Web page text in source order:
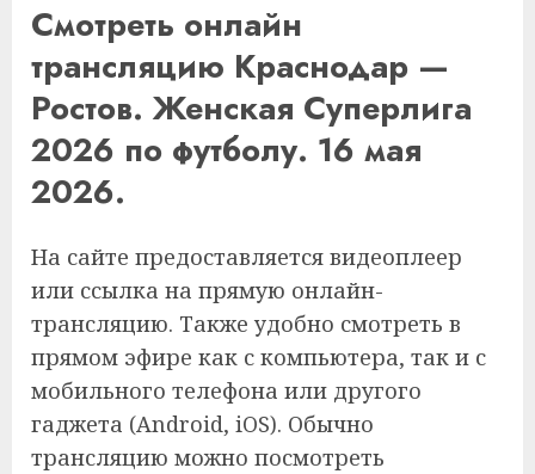
Смотреть онлайн
трансляцию Краснодар —
Ростов. Женская Суперлига
2026 по футболу. 16 мая
2026.
На сайте предоставляется видеоплеер
или ссылка на прямую онлайн-
трансляцию. Также удобно смотреть в
прямом эфире как с компьютера, так и с
мобильного телефона или другого
гаджета (Android, iOS). Обычно
трансляцию можно посмотреть